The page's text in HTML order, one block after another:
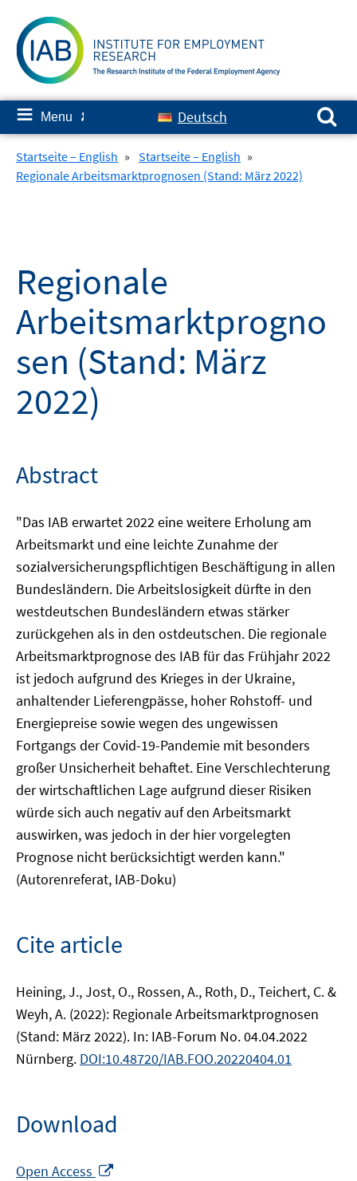
content
≡ Menu ✘ Deutsch
Search for:
Startseite – English » Startseite – English »
Regionale Arbeitsmarktprognosen (Stand: März 2022)
Regionale
Arbeitsmarktprogno
sen (Stand: März
2022)
Abstract
"Das IAB erwartet 2022 eine weitere Erholung am
Arbeitsmarkt und eine leichte Zunahme der
sozialversicherungspflichtigen Beschäftigung in allen
Bundesländern. Die Arbeitslosigkeit dürfte in den
westdeutschen Bundesländern etwas stärker
zurückgehen als in den ostdeutschen. Die regionale
Arbeitsmarktprognose des IAB für das Frühjahr 2022
ist jedoch aufgrund des Krieges in der Ukraine,
anhaltender Lieferengpässe, hoher Rohstoff- und
Energiepreise sowie wegen des ungewissen
Fortgangs der Covid-19-Pandemie mit besonders
großer Unsicherheit behaftet. Eine Verschlechterung
der wirtschaftlichen Lage aufgrund dieser Risiken
würde sich auch negativ auf den Arbeitsmarkt
auswirken, was jedoch in der hier vorgelegten
Prognose nicht berücksichtigt werden kann."
(Autorenreferat, IAB-Doku)
Cite article
Heining, J., Jost, O., Rossen, A., Roth, D., Teichert, C. &
Weyh, A. (2022): Regionale Arbeitsmarktprognosen
(Stand: März 2022). In: IAB-Forum No. 04.04.2022
Nürnberg. DOI:10.48720/IAB.FOO.20220404.01
Download
Open Access